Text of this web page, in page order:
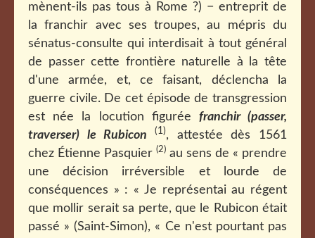
mènent-ils pas tous à Rome ?) − entreprit de
la franchir avec ses troupes, au mépris du
sénatus-consulte qui interdisait à tout général
de passer cette frontière naturelle à la tête
d'une armée, et, ce faisant, déclencha la
guerre civile. De cet épisode de transgression
est née la locution figurée franchir (passer,
traverser) le Rubicon
(1), attestée dès 1561
chez Étienne Pasquier (2) au sens de « prendre
une décision irréversible et lourde de
conséquences » : « Je représentai au régent
que mollir serait sa perte, que le Rubicon était
passé » (Saint-Simon), « Ce n'est pourtant pas